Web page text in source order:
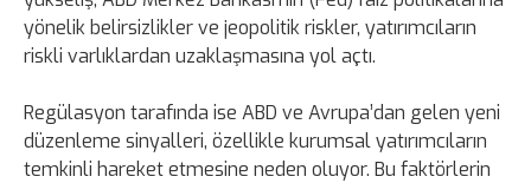
yönelik belirsizlikler ve jeopolitik riskler, yatırımcıların
riskli varlıklardan uzaklaşmasına yol açtı.
Regülasyon tarafında ise ABD ve Avrupa’dan gelen yeni
düzenleme sinyalleri, özellikle kurumsal yatırımcıların
temkinli hareket etmesine neden oluyor. Bu faktörlerin